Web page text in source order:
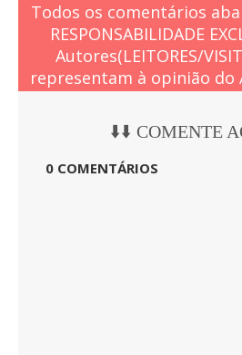
Todos os comentários
RESPONSABILIDADE
Autores(LEITORES/
representam à opinião do
⬇️⬇️ COMENTE
0 COMENTÁRIOS